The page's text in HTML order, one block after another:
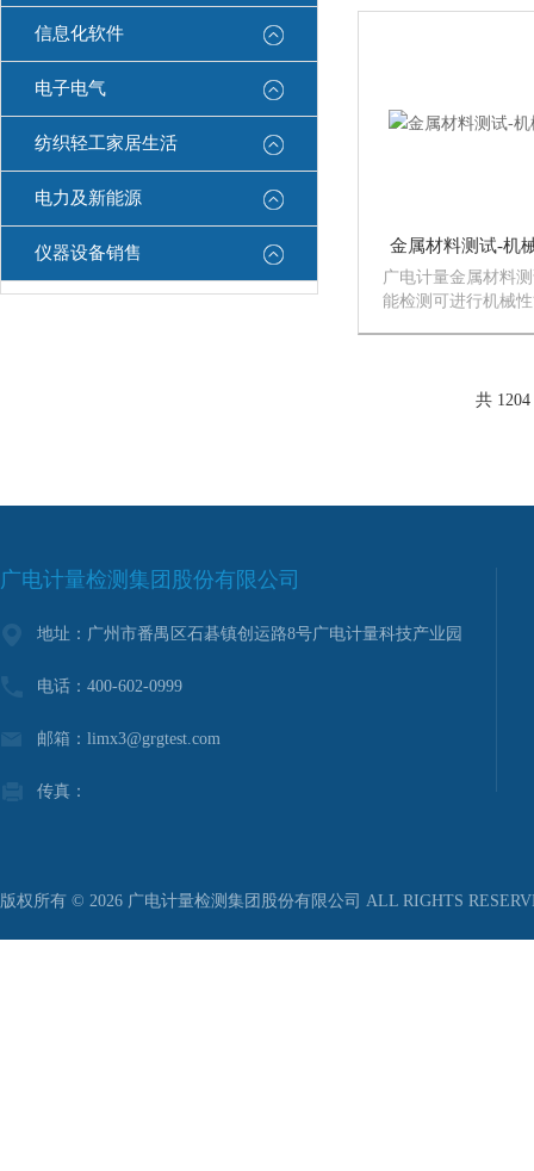
信息化软件
电子电气
纺织轻工家居生活
电力及新能源
仪器设备销售 金属材料测试-机
广电计量金属材料
能检测可进行机械
成品件。通过检查
共
广电计量检测集团股份有限公司
地址：广州市番禺区石碁镇创运路8号广电计量科技产业园
电话：400-602-0999
邮箱：limx3@grgtest.com
传真：
版权所有 © 2026 广电计量检测集团股份有限公司 ALL RIGHTS